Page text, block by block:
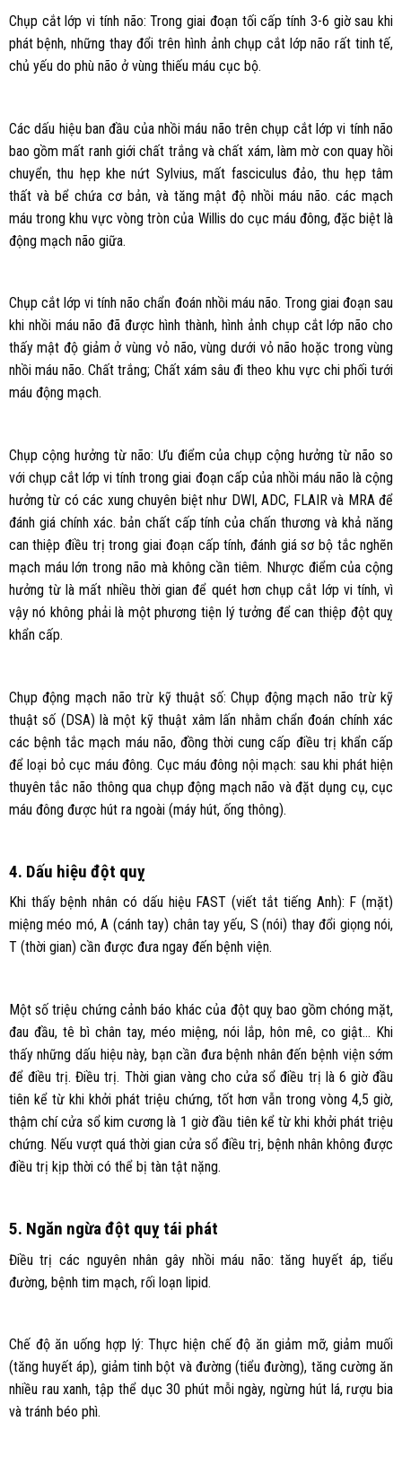
Chụp cắt lớp vi tính não: Trong giai đoạn tối cấp tính 3-6 giờ sau khi
phát bệnh, những thay đổi trên hình ảnh chụp cắt lớp não rất tinh tế,
chủ yếu do phù não ở vùng thiếu máu cục bộ.
Các dấu hiệu ban đầu của nhồi máu não trên chụp cắt lớp vi tính não
bao gồm mất ranh giới chất trắng và chất xám, làm mờ con quay hồi
chuyển, thu hẹp khe nứt Sylvius, mất fasciculus đảo, thu hẹp tâm
thất và bể chứa cơ bản, và tăng mật độ nhồi máu não. các mạch
máu trong khu vực vòng tròn của Willis do cục máu đông, đặc biệt là
động mạch não giữa.
Chụp cắt lớp vi tính não chẩn đoán nhồi máu não. Trong giai đoạn sau
khi nhồi máu não đã được hình thành, hình ảnh chụp cắt lớp não cho
thấy mật độ giảm ở vùng vỏ não, vùng dưới vỏ não hoặc trong vùng
nhồi máu não. Chất trắng; Chất xám sâu đi theo khu vực chi phối tưới
máu động mạch.
Chụp cộng hưởng từ não: Ưu điểm của chụp cộng hưởng từ não so
với chụp cắt lớp vi tính trong giai đoạn cấp của nhồi máu não là cộng
hưởng từ có các xung chuyên biệt như DWI, ADC, FLAIR và MRA để
đánh giá chính xác. bản chất cấp tính của chấn thương và khả năng
can thiệp điều trị trong giai đoạn cấp tính, đánh giá sơ bộ tắc nghẽn
mạch máu lớn trong não mà không cần tiêm. Nhược điểm của cộng
hưởng từ là mất nhiều thời gian để quét hơn chụp cắt lớp vi tính, vì
vậy nó không phải là một phương tiện lý tưởng để can thiệp đột quỵ
khẩn cấp.
Chụp động mạch não trừ kỹ thuật số: Chụp động mạch não trừ kỹ
thuật số (DSA) là một kỹ thuật xâm lấn nhằm chẩn đoán chính xác
các bệnh tắc mạch máu não, đồng thời cung cấp điều trị khẩn cấp
để loại bỏ cục máu đông. Cục máu đông nội mạch: sau khi phát hiện
thuyên tắc não thông qua chụp động mạch não và đặt dụng cụ, cục
máu đông được hút ra ngoài (máy hút, ống thông).
4. Dấu hiệu đột quỵ
Khi thấy bệnh nhân có dấu hiệu FAST (viết tắt tiếng Anh): F (mặt)
miệng méo mó, A (cánh tay) chân tay yếu, S (nói) thay đổi giọng nói,
T (thời gian) cần được đưa ngay đến bệnh viện.
Một số triệu chứng cảnh báo khác của đột quỵ bao gồm chóng mặt,
đau đầu, tê bì chân tay, méo miệng, nói lắp, hôn mê, co giật… Khi
thấy những dấu hiệu này, bạn cần đưa bệnh nhân đến bệnh viện sớm
để điều trị. Điều trị. Thời gian vàng cho cửa sổ điều trị là 6 giờ đầu
tiên kể từ khi khởi phát triệu chứng, tốt hơn vẫn trong vòng 4,5 giờ,
thậm chí cửa sổ kim cương là 1 giờ đầu tiên kể từ khi khởi phát triệu
chứng. Nếu vượt quá thời gian cửa sổ điều trị, bệnh nhân không được
điều trị kịp thời có thể bị tàn tật nặng.
5. Ngăn ngừa đột quỵ tái phát
Điều trị các nguyên nhân gây nhồi máu não: tăng huyết áp, tiểu
đường, bệnh tim mạch, rối loạn lipid.
Chế độ ăn uống hợp lý: Thực hiện chế độ ăn giảm mỡ, giảm muối
(tăng huyết áp), giảm tinh bột và đường (tiểu đường), tăng cường ăn
nhiều rau xanh, tập thể dục 30 phút mỗi ngày, ngừng hút lá, rượu bia
và tránh béo phì.